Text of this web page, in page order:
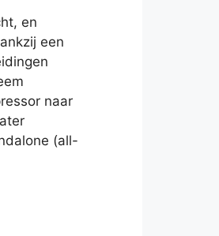
en
een
naar
(all-